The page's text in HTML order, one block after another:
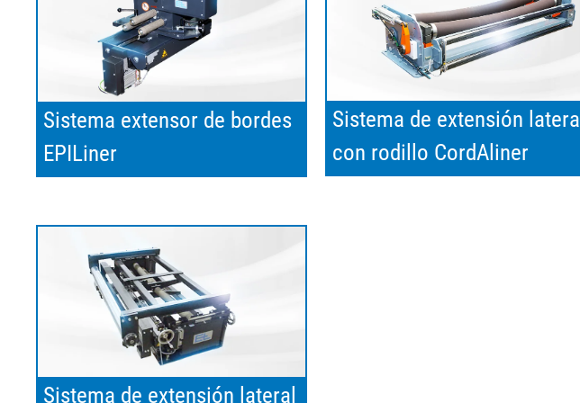
Sistema extensor de bordes
EPILiner
Sistema de extensión lateral
con rodillo CordAliner
Sistema de extensión lateral